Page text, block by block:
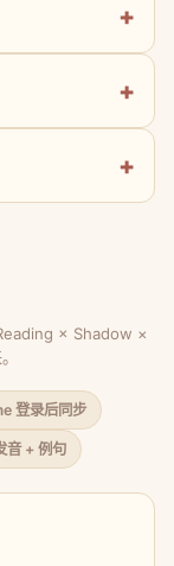
× Shadow ×
登录后同步
音 + 例句